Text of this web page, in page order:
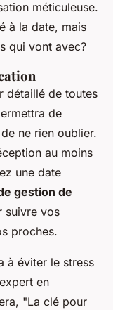
méticuleuse.
à la date, mais
qui vont avec?
détaillé de toutes
de
ne rien oublier.
au moins
une date
gestion de
suivre vos
proches.
à éviter le stress
en
, "La clé pour